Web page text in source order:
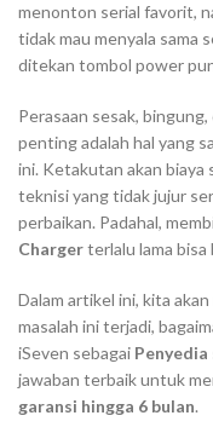
menonton serial favorit,
tidak mau menyala sama
ditekan tombol power
Perasaan sesak,
penting adalah hal yang
ini. Ketakutan akan biaya
teknisi yang tidak jujur
perbaikan. Padahal,
Chargerterlalu lama
Dalam artikel ini, kita
masalah ini terjadi,
iSeven sebagai
jawaban terbaik untuk
garansi hingga 6 bulan.